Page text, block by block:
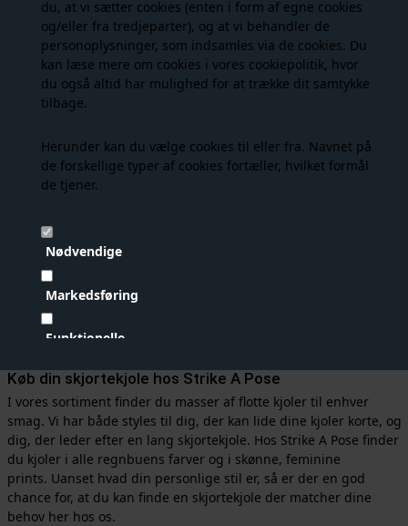
du, at vi sætter cookies (enten i form af egne cookies
og/eller fra tredjeparter), og at vi behandler de
personoplysninger, som indsamles via de cookies. Du
kan læse mere om cookies i vores cookiepolitik, hvor
du også altid har mulighed for at trække dit samtykke
tilbage.
Herunder kan du vælge cookies til eller fra. Navnet på
de forskellige typer af cookies fortæller, hvilket formål
de tjener.
Nødvendige
Markedsføring
Funktionelle
Statistiske
Vis cookie detaljer
Der er rigtig mange muligheder, når det kommer til, hvordan
du kan bruge denne must-have style. De er ofte i sig selv enkle i
designet og kan derfor styles op og ned efter behov. Om
sommeren kan du have den på løst over badetøj på
stranden. Kombiner den med lette, sommerfriske smykker,
solbriller og en strandhat. I de koldere måneder kan du style en
lækker jakke
for et cool og modebevidst udtryk. Brug
dem med høje hæle til fest, eller med sneakers for et trendy
hverdagslook til skolen eller kontoret.
grænser for, hvordan du kan style din skjortekjole. Du kan også
tage et kig på vores sociale medier på
hvor du kan finde inspiration til dine outfits.
Fandt du ikke det, du ledte efter? Så tjek vores store udvalg af
lækre kjoler til enhver style
Køb din skjortekjole hos Strike A Pose
I vores sortiment finder du masser af flotte kjoler til enhver
smag. Vi har både styles til dig, der kan lide dine kjoler korte, og
dig, der leder efter en lang skjortekjole. Hos Strike A Pose finder
du kjoler i alle regnbuens farver og i skønne, feminine
prints. Uanset hvad din personlige stil er, så er der en god
chance for, at du kan finde en skjortekjole der matcher dine
behov her hos os.